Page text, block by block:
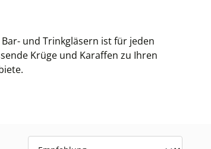
und Trinkgläsern ist für jeden
Krüge und Karaffen zu Ihren